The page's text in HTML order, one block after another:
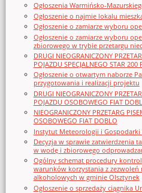
Ogłoszenia Warmińsko-
Ogłoszenie o najmie lokalu
Ogłoszenie o zamiarze wyboru
Ogłoszenie o zamiarze wyboru
zbiorowego w trybie przetargu
DRUGI NIEOGRANICZONY
POJAZDU SPECJALNEGO STAR 200
Ogłoszenie o otwartym naborze
przygotowania i realizacji projektu
DRUGI NIEOGRANICZONY
POJAZDU OSOBOWEGO FIAT
NIEOGRANICZONY PRZETARG
OSOBOWEGO FIAT DOBLO
Instytut Meteorologii i Gospodarki
Decyzja w sprawie zatwierdzenia
w wodę i zbiorowego
Ogólny schemat procedury
warunków korzystania z zezwoleń
alkoholowych w gminie Olsztynek
Ogłoszenie o sprzedaży ciągnika